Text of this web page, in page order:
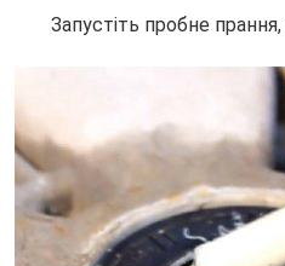
Запустіть пробне